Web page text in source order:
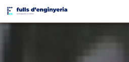
Vés
contingut